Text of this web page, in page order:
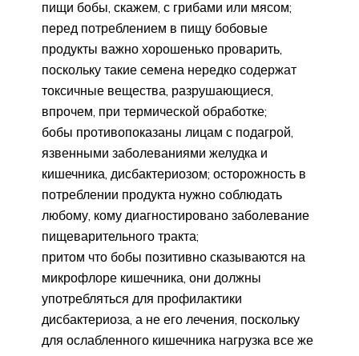
пищи бобы, скажем, с грибами или мясом;
перед потреблением в пищу бобовые
продукты важно хорошенько проварить,
поскольку такие семена нередко содержат
токсичные вещества, разрушающиеся,
впрочем, при термической обработке;
бобы противопоказаны лицам с подагрой,
язвенными заболеваниями желудка и
кишечника, дисбактериозом; осторожность в
потреблении продукта нужно соблюдать
любому, кому диагностировано заболевание
пищеварительного тракта;
притом что бобы позитивно сказываются на
микрофлоре кишечника, они должны
употребляться для профилактики
дисбактериоза, а не его лечения, поскольку
для ослабленного кишечника нагрузка все же